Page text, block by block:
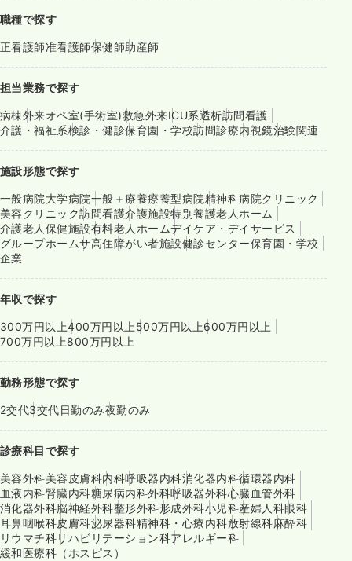
職種で探す
正看護師准看護師保健師助産師
担当業務で探す
病棟外来オペ室(手術室)救急外来ICU系透析訪問看護
介護・福祉系検診・健診保育園・学校訪問診療内視鏡治験関連
施設形態で探す
一般病院大学病院一般＋療養療養型病院精神科病院クリニック
美容クリニック訪問看護介護施設特別養護老人ホーム
介護老人保健施設有料老人ホームデイケア・デイサービス
グループホームサ高住障がい者施設健診センター保育園・学校
企業
年収で探す
300万円以上400万円以上 500万円以上600万円以上
700万円以上800万円以上
勤務形態で探す
2交代3交代日勤のみ夜勤のみ
診療科目で探す
美容外科美容皮膚科内科呼吸器内科消化器内科循環器内科
血液内科腎臓内科糖尿病内科外科呼吸器外科心臓血管外科
消化器外科脳神経外科整形外科形成外科小児科産婦人科眼科
耳鼻咽喉科皮膚科泌尿器科精神科・心療内科放射線科麻酔科
リウマチ科リハビリテーション科アレルギー科
緩和医療科（ホスピス）